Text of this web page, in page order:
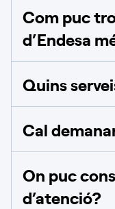
Com puc
d’Endesa
Quins
Cal
On puc
d’atenció?